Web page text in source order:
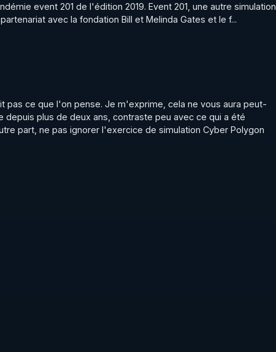
event 201 de l'édition 2019. Event 201, une autre simulation,
avec la fondation Bill et Melinda Gates et le f...
ce que l'on pense. Je m'exprime, cela ne vous aura peut-
plus de deux ans, contraste peu avec ce qui a été
part, ne pas ignorer l'exercice de simulation Cyber Polygon